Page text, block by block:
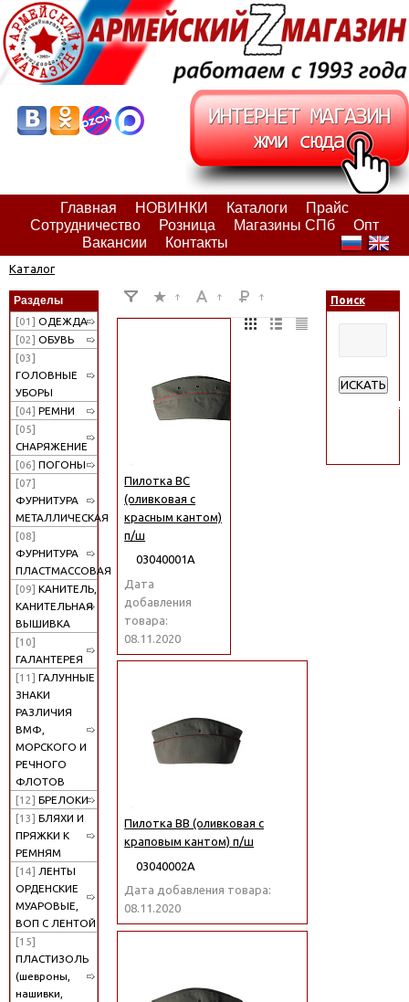
Главная НОВИНКИ Каталоги
Прайс
Сотрудничество
Розница Магазины СПб
Опт
Вакансии
Контакты
Каталог
Разделы
[01] ОДЕЖДА
[02] ОБУВЬ
[03]
ГОЛОВНЫЕ
УБОРЫ
[04] РЕМНИ
[05]
СНАРЯЖЕНИЕ
[06] ПОГОНЫ
[07]
ФУРНИТУРА
МЕТАЛЛИЧЕСКАЯ
[08]
ФУРНИТУРА
ПЛАСТМАССОВАЯ
[09] КАНИТЕЛЬ,
КАНИТЕЛЬНАЯ
ВЫШИВКА
[10]
ГАЛАНТЕРЕЯ
[11] ГАЛУННЫЕ
ЗНАКИ
РАЗЛИЧИЯ
ВМФ,
МОРСКОГО И
РЕЧНОГО
ФЛОТОВ
[12] БРЕЛОКИ
[13] БЛЯХИ И
ПРЯЖКИ К
РЕМНЯМ
[14] ЛЕНТЫ
ОРДЕНСКИЕ
МУАРОВЫЕ,
ВОП С ЛЕНТОЙ
[15]
ПЛАСТИЗОЛЬ
(шевроны,
нашивки,
Пилотка ВС
(оливковая с
красным кантом)
п/ш
03040001А
Дата
добавления
товара:
08.11.2020
Пилотка ВВ (оливковая с
краповым кантом) п/ш
03040002А
Дата добавления товара:
08.11.2020
Поиск
ИСКАТЬ